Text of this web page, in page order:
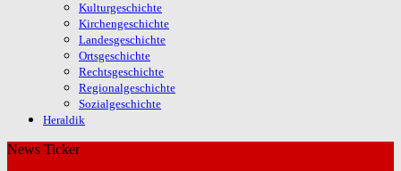
Kulturgeschichte
Kirchengeschichte
Landesgeschichte
Ortsgeschichte
Rechtsgeschichte
Regionalgeschichte
Sozialgeschichte
Heraldik
News Ticker